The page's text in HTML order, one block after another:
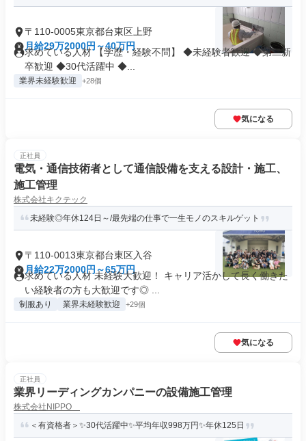
〒110-0005東京都台東区上野
月給29万2000円～40万円
求めている人材 【学歴・経験不問】 ◆未経験者歓迎 ◆第二新
卒歓迎 ◆30代活躍中 ◆...
業界未経験歓迎 +28個
気になる
正社員
電気・通信技術者として通信設備を支える設計・施工、
施工管理
株式会社キクテック
未経験◎年休124日～/最先端の仕事で一生モノのスキルゲット
〒110-0013東京都台東区入谷
月給22万2000円～65万円
求めている人材 未経験大歓迎！ キャリア活かして長く働きた
い経験者の方も大歓迎です◎ ...
制服あり 業界未経験歓迎 +29個
気になる
正社員
業界リーディングカンパニーの設備施工管理
株式会社NIPPO
＜有資格者＞✨30代活躍中✨平均年収998万円✨年休125日